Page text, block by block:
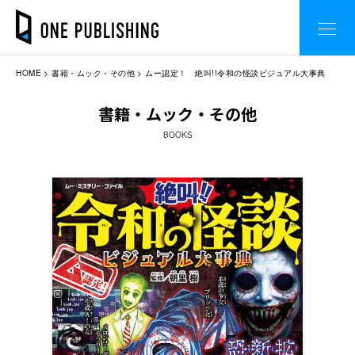
HOME 書籍・ムック・その他 ムー認定！ 絶叫!!令和の怪談ビジュアル大事典
書籍・ムック・その他
BOOKS